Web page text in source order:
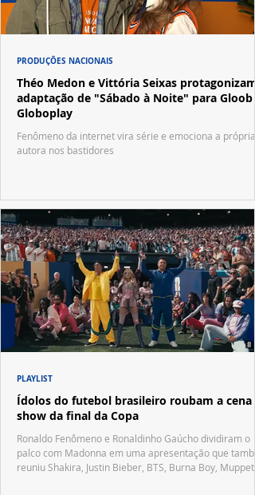
Théo Medon e Vittória Seixas protagonizam
adaptação de "Sábado à Noite" para Gloob e
Globoplay
Fenômeno da internet vira série e emociona a própria
autora nos bastidores
PRODUÇÕES NACIONAIS
Ídolos do futebol brasileiro roubam a cena
show da final da Copa
Ronaldo Fenômeno e Ronaldinho Gaúcho dividiram o
palco com Madonna em uma apresentação que
reuniu Shakira, Justin Bieber, BTS, Burna Boy, Muppets,
PLAYLIST